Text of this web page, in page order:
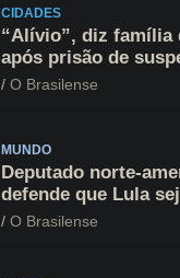
CIDADES
“Alívio”, diz família
após prisão de
agressão na Asa
O Brasilense
MUNDO
Deputado norte-
defende que Lula
assim como Nicolás
O Brasilense